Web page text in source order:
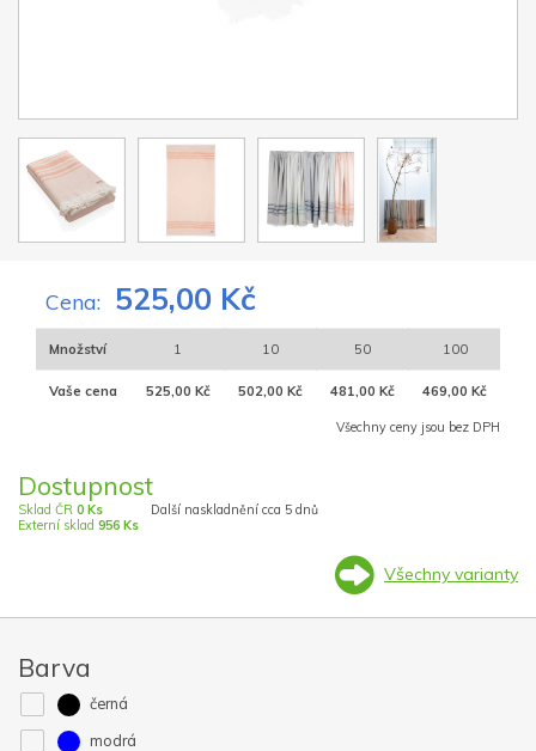
Cena: 525,00 Kč
Množství 1 10 50 100
Vaše cena 525,00 Kč 502,00 Kč 481,00 Kč 469,00 Kč
Všechny ceny jsou bez DPH
Dostupnost
Sklad ČR 0 Ks
Externí sklad 956 Ks
Další naskladnění cca 5 dnů
Všechny varianty
Barva
černá
modrá